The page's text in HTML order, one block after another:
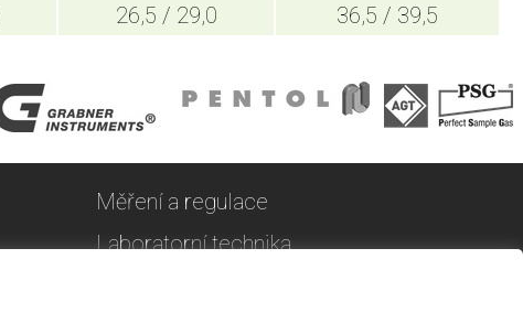
26,5 / 29,0 36,5 / 39,5
Měření a regulace
Laboratorní technika